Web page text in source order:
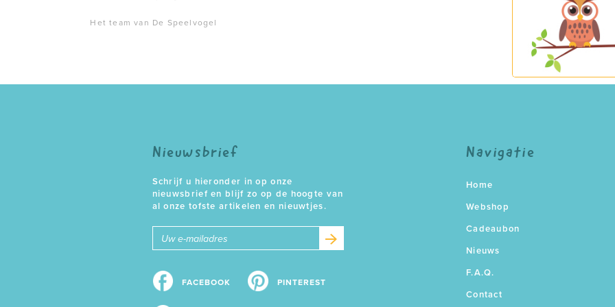
Het team van De Speelvogel
Nieuwsbrief
Schrijf u hieronder in op onze
nieuwsbrief en blijf zo op de hoogte van
al onze tofste artikelen en nieuwtjes.
mailadres
FACEBOOK PINTEREST
Navigatie
Home
Webshop
Cadeaubon
Nieuws
F.A.Q.
Contact